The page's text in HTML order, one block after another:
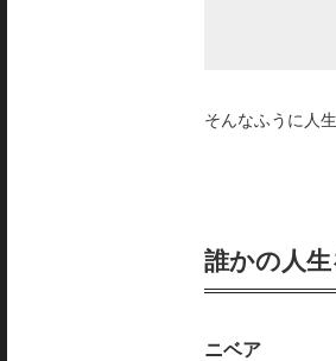
そんなふうに人
誰かの人
ニベア